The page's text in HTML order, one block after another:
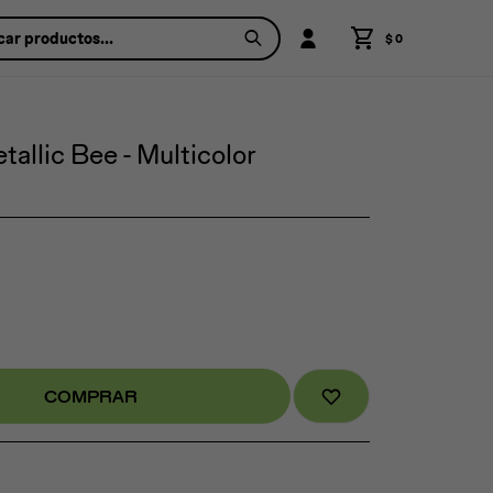
$0
Bee - Multicolor
COMPRAR